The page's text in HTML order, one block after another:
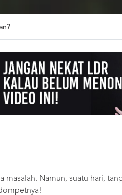
Namun, suatu hari,